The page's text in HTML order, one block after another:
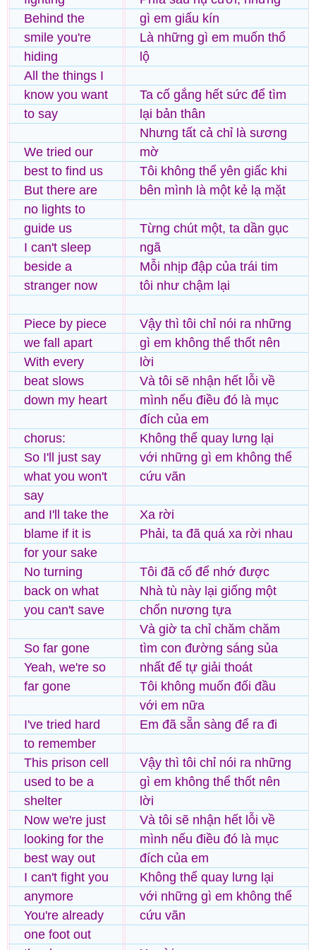
Behind the
smile you're
hiding
All the things I
know you want
to say
We tried our
best to find us
But there are
no lights to
guide us
I can't sleep
beside a
stranger now
Piece by piece
we fall apart
With every
beat slows
down my heart
chorus:
So I'll just say
what you won't
say
and I'll take the
blame if it is
for your sake
No turning
back on what
you can't save
So far gone
Yeah, we're so
far gone
I've tried hard
to remember
This prison cell
used to be a
shelter
Now we're just
looking for the
best way out
I can't fight you
anymore
You're already
one foot out
gì em giấu kín
Là những gì em muốn thổ
lộ
Ta cố gắng hết sức để tìm
lại bản thân
Nhưng tất cả chỉ là sương
mờ
Tôi không thể yên giấc khi
bên mình là một kẻ lạ mặt
Từng chút một, ta dần gục
ngã
Mỗi nhịp đập của trái tim
tôi như chậm lại
Vậy thì tôi chỉ nói ra những
gì em không thể thốt nên
lời
Và tôi sẽ nhận hết lỗi về
mình nếu điều đó là mục
đích của em
Không thể quay lưng lại
với những gì em không thể
cứu vãn
Xa rời
Phải, ta đã quá xa rời nhau
Tôi đã cố để nhớ được
Nhà tù này lại giống một
chốn nương tựa
Và giờ ta chỉ chăm chăm
tìm con đường sáng sủa
nhất để tự giải thoát
Tôi không muốn đối đầu
với em nữa
Em đã sẵn sàng để ra đi
Vậy thì tôi chỉ nói ra những
gì em không thể thốt nên
lời
Và tôi sẽ nhận hết lỗi về
mình nếu điều đó là mục
đích của em
Không thể quay lưng lại
với những gì em không thể
cứu vãn